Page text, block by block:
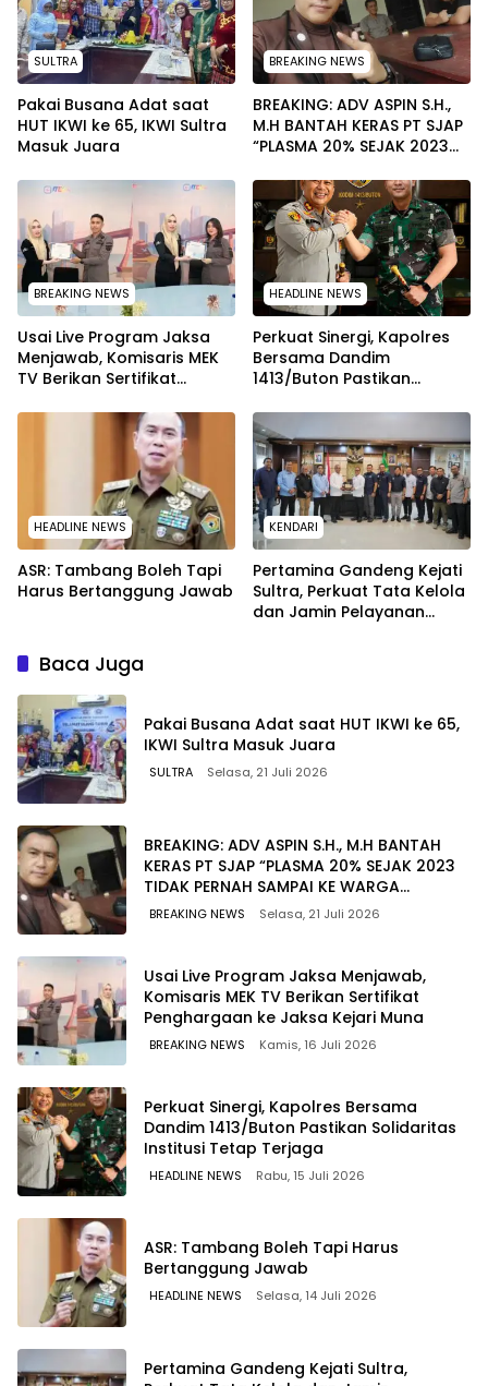
SULTRA
Pakai Busana Adat saat
HUT IKWI ke 65, IKWI Sultra
Masuk Juara
BREAKING NEWS
BREAKING: ADV ASPIN S.H.,
M.H BANTAH KERAS PT SJAP
“PLASMA 20% SEJAK 2023
WARGA WAWOONE!
BREAKING NEWS
Usai Live Program Jaksa
Menjawab, Komisaris MEK
TV Berikan Sertifikat
Kejari Muna
HEADLINE NEWS
Perkuat Sinergi, Kapolres
Bersama Dandim
1413/Buton Pastikan
Terjaga
HEADLINE NEWS
ASR: Tambang Boleh Tapi
Harus Bertanggung Jawab
KENDARI
Pertamina Gandeng Kejati
Sultra, Perkuat Tata Kelola
dan Jamin Pelayanan
Baca Juga
Pakai Busana Adat saat HUT IKWI ke 65,
IKWI Sultra Masuk Juara
SULTRA Selasa, 21 Juli 2026
BREAKING: ADV ASPIN S.H., M.H BANTAH
KERAS PT SJAP “PLASMA 20% SEJAK 2023
TIDAK PERNAH SAMPAI KE WARGA
WAWOONE!
BREAKING NEWS Selasa, 21 Juli 2026
Usai Live Program Jaksa Menjawab,
Komisaris MEK TV Berikan Sertifikat
Penghargaan ke Jaksa Kejari Muna
BREAKING NEWS Kamis, 16 Juli 2026
Perkuat Sinergi, Kapolres Bersama
Dandim 1413/Buton Pastikan Solidaritas
Institusi Tetap Terjaga
HEADLINE NEWS Rabu, 15 Juli 2026
ASR: Tambang Boleh Tapi Harus
Bertanggung Jawab
HEADLINE NEWS Selasa, 14 Juli 2026
Pertamina Gandeng Kejati Sultra,